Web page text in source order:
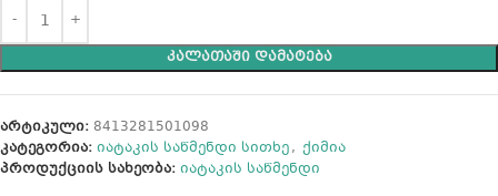
ᲙᲐᲚᲐᲗᲐᲨᲘ ᲓᲐᲛᲐᲢᲔᲑᲐ
არტიკული: 8413281501098
კატეგორია: იატაკის საწმენდი სითხე, ქიმია
პროდუქციის სახეობა: იატაკის საწმენდი